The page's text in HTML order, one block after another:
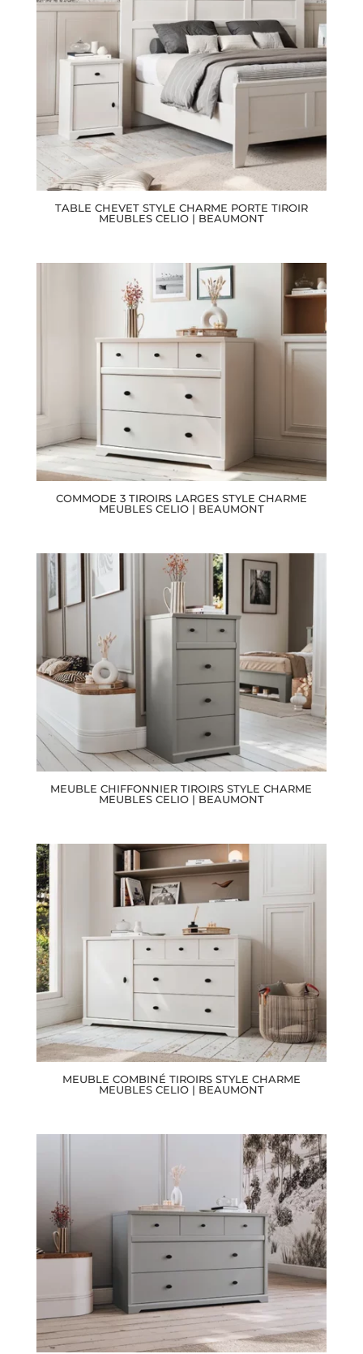
TABLE CHEVET STYLE CHARME PORTE TIROIR
MEUBLES CELIO | BEAUMONT
COMMODE 3 TIROIRS LARGES STYLE CHARME
MEUBLES CELIO | BEAUMONT
MEUBLE CHIFFONNIER TIROIRS STYLE CHARME
MEUBLES CELIO | BEAUMONT
MEUBLE COMBINÉ TIROIRS STYLE CHARME
MEUBLES CELIO | BEAUMONT